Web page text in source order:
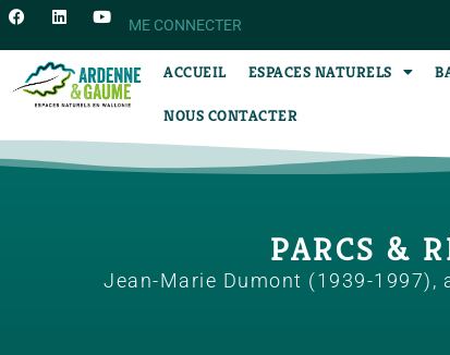
ME CONNECTER
ACCUEIL ESPACES NATURELS
NOUS CONTACTER
PARCS &
Jean-Marie Dumont (1939-1997),